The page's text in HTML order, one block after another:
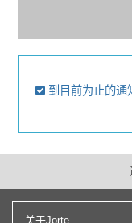
到目前为止的通
关于Jorte